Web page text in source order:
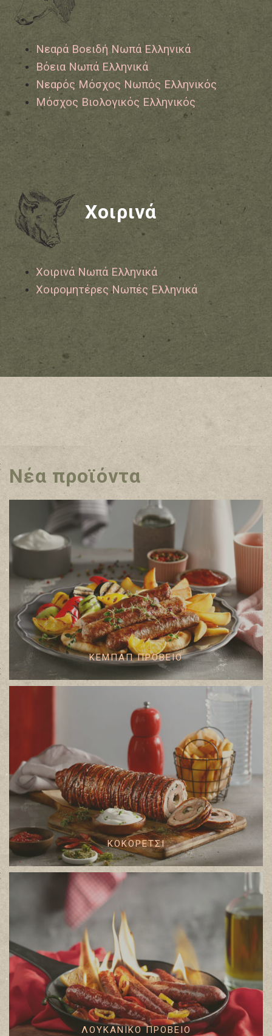
Νεαρά Βοειδή Νωπά Ελληνικά
Βόεια Νωπά Ελληνικά
Νεαρός Μόσχος Νωπός Ελληνικός
Μόσχος Βιολογικός Ελληνικός
Χοιρινά
Χοιρινά Νωπά Ελληνικά
Χοιρομητέρες Νωπές Ελληνικά
Νέα προϊόντα
ΚΕΜΠΑΠ ΠΡΟΒΕΙΟ
ΚΟΚΟΡΕΤΣΙ
ΛΟΥΚΑΝΙΚΟ ΠΡΟΒΕΙΟ